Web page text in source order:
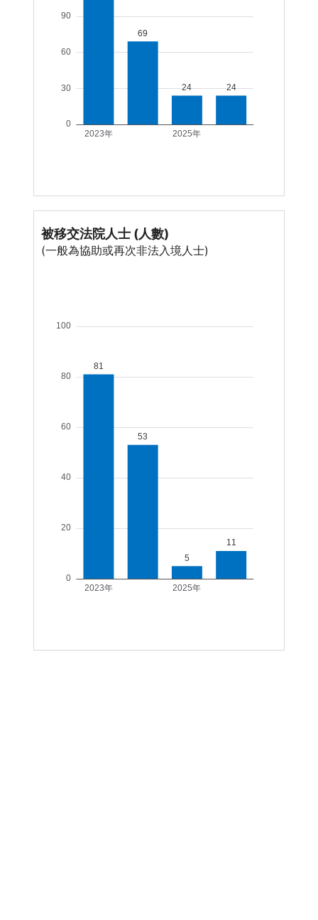
被移交法院人士 (人數)
(一般為協助或再次非法入境人士)